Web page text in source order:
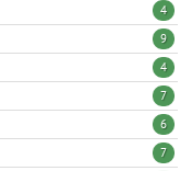
4
9
4
7
6
7